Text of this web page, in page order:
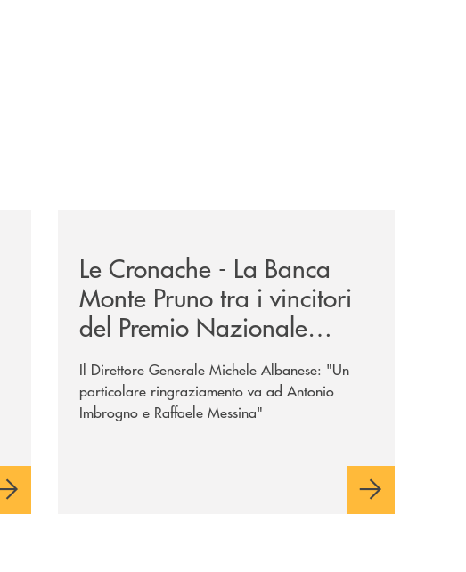
Le Cronache - La Banca
Monte Pruno tra i vincitori
del Premio Nazionale
Eubiosa di ANT Italia
Il Direttore Generale Michele Albanese: "Un
particolare ringraziamento va ad Antonio
Imbrogno e Raffaele Messina"